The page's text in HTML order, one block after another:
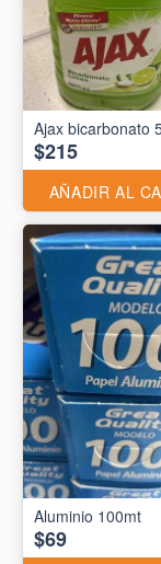
Ajax bicarbonato
$215
AÑADIR AL
$69